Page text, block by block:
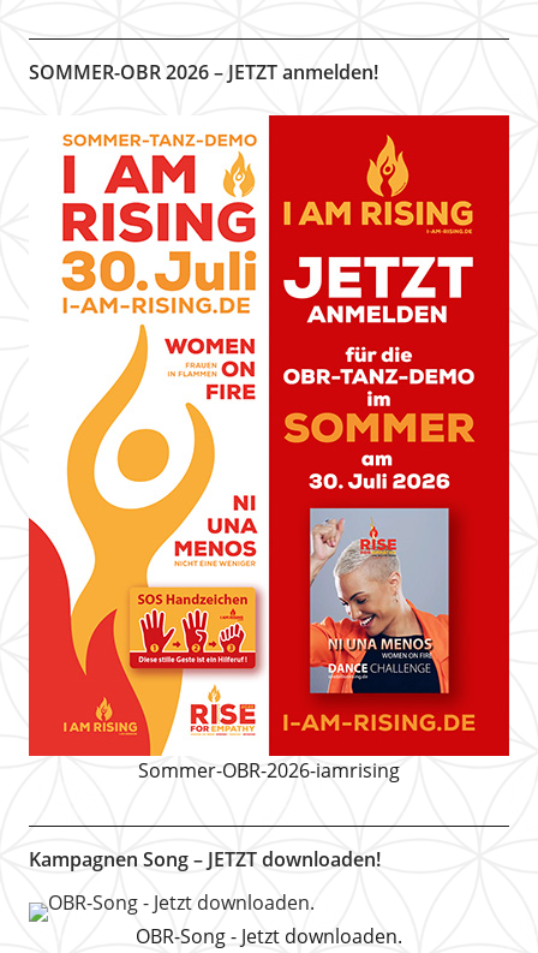
SOMMER-OBR 2026 – JETZT anmelden!
Sommer-OBR-2026-iamrising
Kampagnen Song – JETZT downloaden!
OBR-Song - Jetzt downloaden.